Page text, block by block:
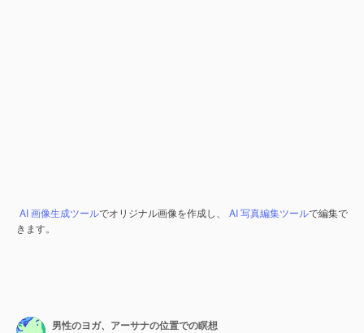
AI 画像生成ツールでオリジナル画像を作成し、 AI 写真編集ツールで編集で
きます。
男性のヨガ、アーサナの位置での瞑想